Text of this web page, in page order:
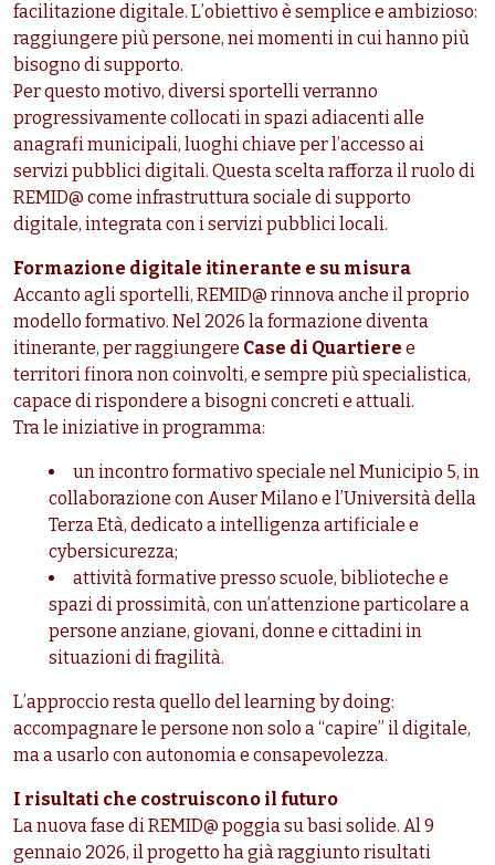
facilitazione digitale. L’obiettivo è semplice e ambizioso:
raggiungere più persone, nei momenti in cui hanno più
bisogno di supporto.
Per questo motivo, diversi sportelli verranno
progressivamente collocati in spazi adiacenti alle
anagrafi municipali, luoghi chiave per l’accesso ai
servizi pubblici digitali. Questa scelta rafforza il ruolo di
REMID@ come infrastruttura sociale di supporto
digitale, integrata con i servizi pubblici locali.
Formazione digitale itinerante e su misura
Accanto agli sportelli, REMID@ rinnova anche il proprio
modello formativo. Nel 2026 la formazione diventa
itinerante, per raggiungere Case di Quartiere e
territori finora non coinvolti, e sempre più specialistica,
capace di rispondere a bisogni concreti e attuali.
Tra le iniziative in programma:
un incontro formativo speciale nel Municipio 5, in
collaborazione con Auser Milano e l’Università della
Terza Età, dedicato a intelligenza artificiale e
cybersicurezza;
attività formative presso scuole, biblioteche e
spazi di prossimità, con un’attenzione particolare a
persone anziane, giovani, donne e cittadini in
situazioni di fragilità.
L’approccio resta quello del learning by doing:
accompagnare le persone non solo a “capire” il digitale,
ma a usarlo con autonomia e consapevolezza.
I risultati che costruiscono il futuro
La nuova fase di REMID@ poggia su basi solide. Al 9
gennaio 2026, il progetto ha già raggiunto risultati